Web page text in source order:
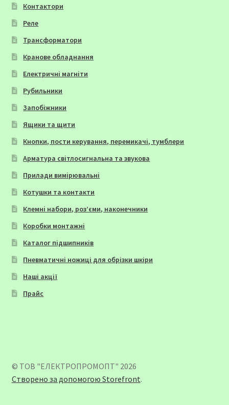
Контактори
Реле
Трансформатори
Кранове обладнання
Електричні магніти
Рубильники
Запобіжники
Ящики та щити
Кнопки, пости керування, перемикачі, тумблери
Арматура світлосигнальна та звукова
Прилади вимірювальні
Котушки та контакти
Клемні набори, роз’єми, наконечники
Коробки монтажні
Каталог підшипників
Пневматичні ножиці для обрізки шкіри
Наші акції
Прайс
© ТОВ "ЕЛЕКТРОПРОМОПТ" 2026
Створено за допомогою Storefront.